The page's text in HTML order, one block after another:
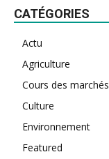
CATÉGORIES
Actu
Agriculture
Cours des marchés
Culture
Environnement
Featured